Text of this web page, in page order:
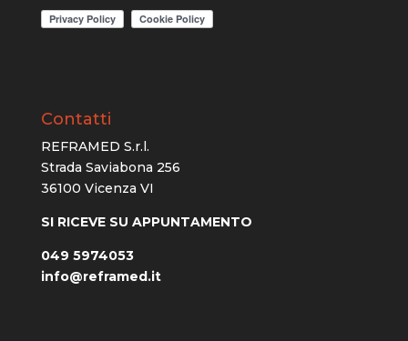
Contatti
REFRAMED S.r.l.
Strada Saviabona 256
36100 Vicenza VI
SI RICEVE SU APPUNTAMENTO
049 5974053
info@reframed.it